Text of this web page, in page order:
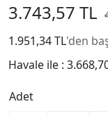
3.743,57 TL
1.951,34 TL'den
Havale ile :
Adet